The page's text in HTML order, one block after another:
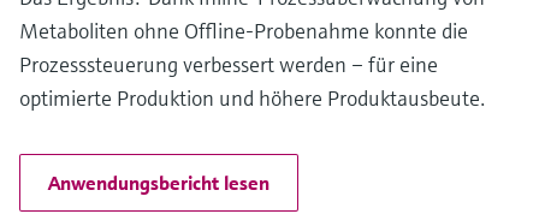
Metaboliten ohne Offline-Probenahme konnte die
Prozesssteuerung verbessert werden – für eine
optimierte Produktion und höhere Produktausbeute.
Anwendungsbericht lesen